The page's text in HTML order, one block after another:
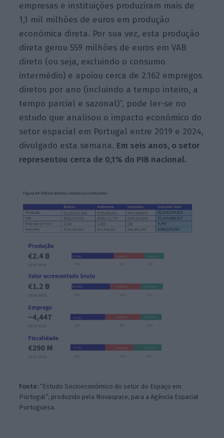
empresas e instituições produziram mais de
1,1 mil milhões de euros em produção
económica direta. Por sua vez, esta produção
direta gerou 559 milhões de euros em VAB
direto (ou seja, excluindo o consumo
intermédio) e apoiou cerca de 2.162 empregos
diretos por ano (incluindo a tempo inteiro, a
tempo parcial e sazonal)”, pode ler-se no
estudo que analisou o impacto económico do
setor espacial em Portugal entre 2019 e 2024,
divulgado esta semana. Em seis anos, o setor
representou cerca de 0,1% do PIB nacional.
Fonte:“Estudo Socioeconómico do setor do Espaço em
Portugal”, produzido pela Novaspace, para a Agência Espacial
Portuguesa.